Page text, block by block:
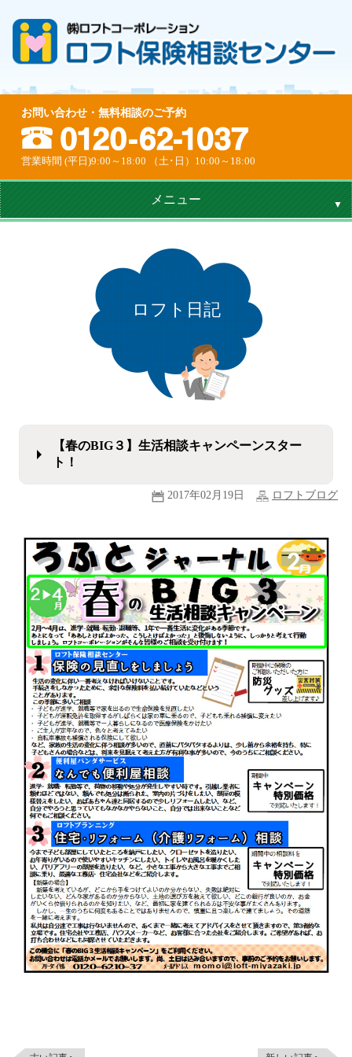
お問い合わせ・無料相談のご予約
営業時間 (平日)9:00～18:00 （土･日）10:00～18:00
メニュー
ロフト日記
【春のBIG３】生活相談キャンペーンスター
ト！
2017年02月19日 ロフトブログ